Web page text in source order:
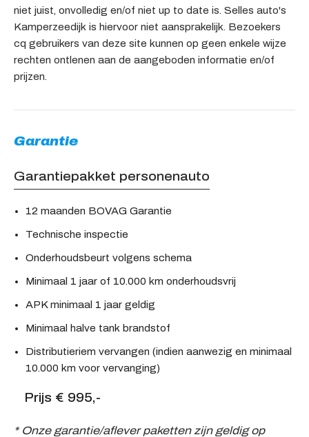
niet juist, onvolledig en/of niet up to date is. Selles auto's
Kamperzeedijk is hiervoor niet aansprakelijk. Bezoekers
cq gebruikers van deze site kunnen op geen enkele wijze
rechten ontlenen aan de aangeboden informatie en/of
prijzen.
Garantie
Garantiepakket personenauto
12 maanden BOVAG Garantie
Technische inspectie
Onderhoudsbeurt volgens schema
Minimaal 1 jaar of 10.000 km onderhoudsvrij
APK minimaal 1 jaar geldig
Minimaal halve tank brandstof
Distributieriem vervangen (indien aanwezig en minimaal
10.000 km voor vervanging)
Prijs € 995,-
* Onze garantie/aflever paketten zijn geldig op